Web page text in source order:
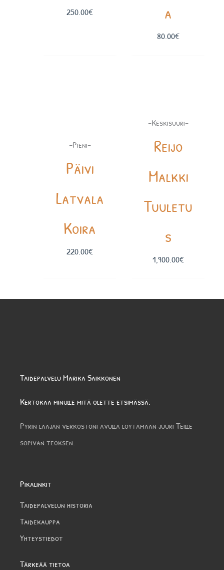
250.00€
a
80.00€
-Pieni-
Päivi
Latvala
Koira
220.00€
-Keskisuuri-
Reijo
Malkki
Tuuletu
s
1,900.00€
Taidepalvelu Marika Saikkonen
Kertokaa minulle mitä olette etsimässä.
Pyrin laajan verkostoni avulla löytämään juuri Teille
sopivan teoksen.
Pikalinkit
Taidepalvelun historia
Taidekauppa
Yhteystiedot
Tärkeää tietoa